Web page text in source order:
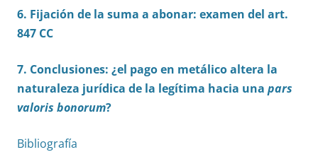
6. Fijación de la suma a abonar: examen del art.
847 CC
7. Conclusiones: ¿el pago en metálico altera la
naturaleza jurídica de la legítima hacia una pars
valoris bonorum?
Bibliografía